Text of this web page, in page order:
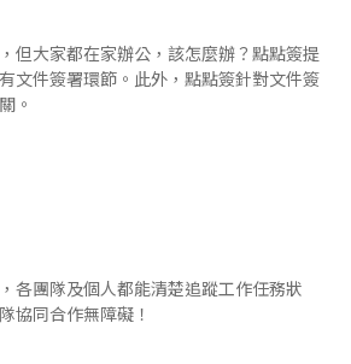
但大家都在家辦公，該怎麼辦？點點簽提
文件簽署環節。此外，點點簽針對文件簽
。
各團隊及個人都能清楚追蹤工作任務狀
協同合作無障礙！